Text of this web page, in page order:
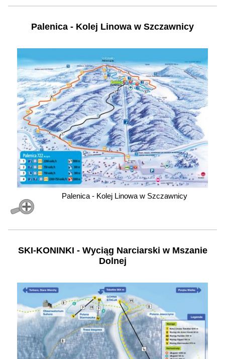
Palenica - Kolej Linowa w Szczawnicy
Palenica - Kolej Linowa w Szczawnicy
SKI-KONINKI - Wyciąg Narciarski w Mszanie
Dolnej